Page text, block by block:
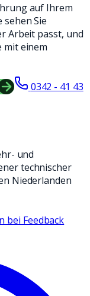
auf Ihrem
Sie
Arbeit passt, und
mit einem
0342 - 41 43
und
technischer
Niederlanden
bei Feedback